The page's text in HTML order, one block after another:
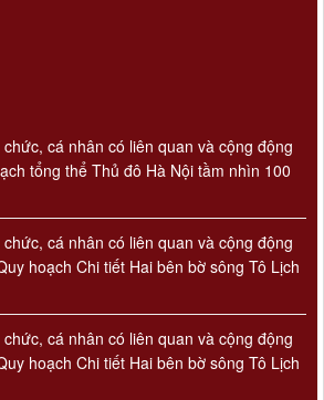
chức, cá nhân có liên quan và cộng động
tổng thể Thủ đô Hà Nội tầm nhìn 100
chức, cá nhân có liên quan và cộng động
hoạch Chi tiết Hai bên bờ sông Tô Lịch
chức, cá nhân có liên quan và cộng động
hoạch Chi tiết Hai bên bờ sông Tô Lịch